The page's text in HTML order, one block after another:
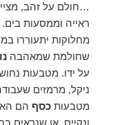
…חולם על זהב,
ראייה וממסעות
מחלוקות יתעוררו
שחולמת שמאהבה
על ידו. מטבעות
ניקל, מרמזים
מטבעותכסף הם
ונקיים, או שנראים